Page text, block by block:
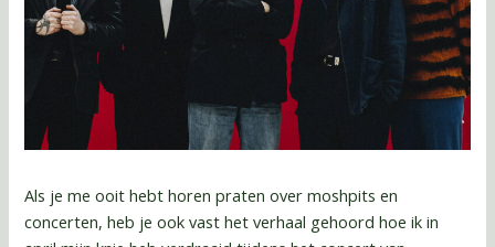
Als je me ooit hebt horen praten over moshpits en
concerten, heb je ook vast het verhaal gehoord hoe ik in